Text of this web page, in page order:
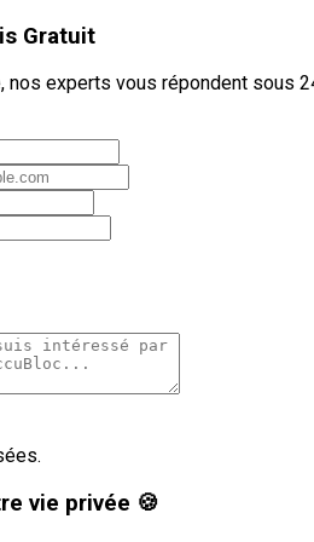
Gratuit
nos experts vous répondent sous
vie privée 🍪